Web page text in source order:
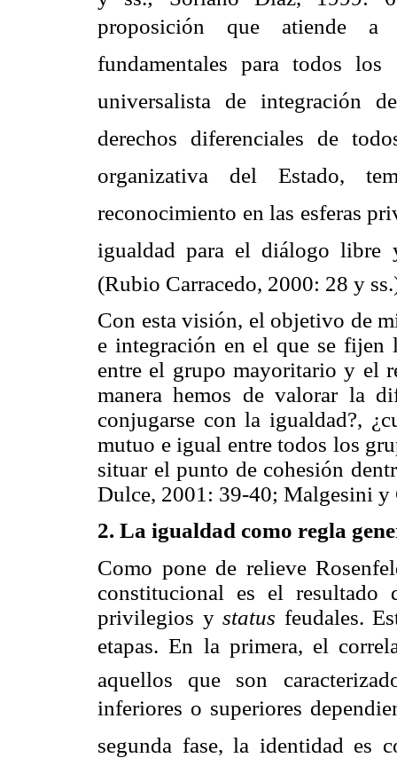
proposición que atiende a
fundamentales para todos los
universalista de integración
derechos diferenciales de
organizativa del Estado,
reconocimiento en las esferas
igualdad para el diálogo libre
(Rubio Carracedo, 2000: 28 y
Con esta visión, el objetivo de
e integración en el que se fijen
entre el grupo mayoritario y el
manera hemos de valorar la
conjugarse con la igualdad?,
mutuo e igual entre todos los
situar el punto de cohesión
Dulce, 2001: 39-40; Malgesini y
2. La igualdad como regla
Como pone de relieve
constitucional es el
privilegios ystatus feudales.
etapas. En la primera, el
aquellos que son
inferiores o superiores
segunda fase, la identidad es